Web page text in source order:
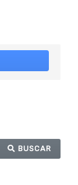
BUSCAR